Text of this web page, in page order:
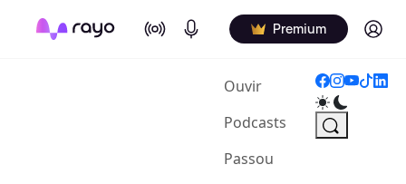
On Air Podcasts Premium Log in
Ouvir(current)
Podcasts
Passou